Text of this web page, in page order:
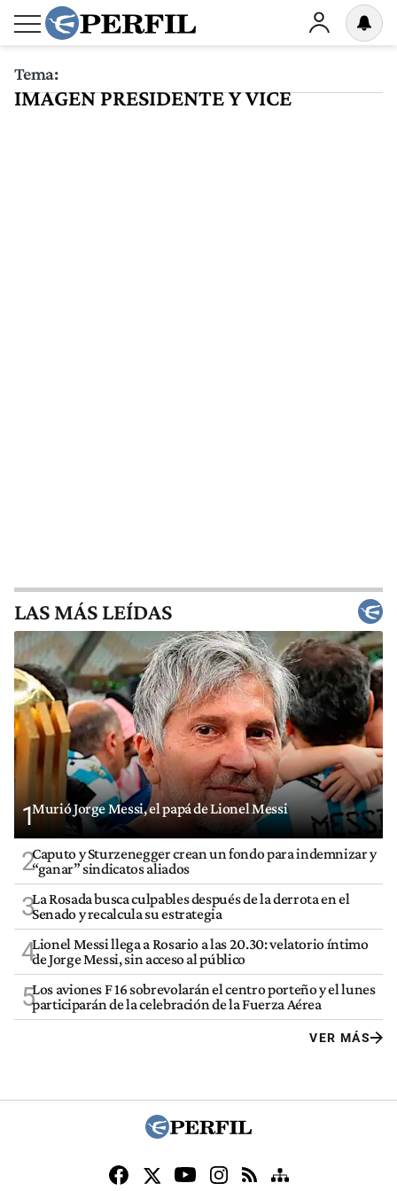
Tema:
IMAGEN PRESIDENTE Y VICE
LAS MÁS LEÍDAS
1Murió Jorge Messi, el papá de Lionel Messi
2Caputo y Sturzenegger crean un fondo para indemnizar y
“ganar” sindicatos aliados
3La Rosada busca culpables después de la derrota en el
Senado y recalcula su estrategia
4Lionel Messi llega a Rosario a las 20.30: velatorio íntimo
de Jorge Messi, sin acceso al público
5Los aviones F 16 sobrevolarán el centro porteño y el lunes
participarán de la celebración de la Fuerza Aérea
VER MÁS